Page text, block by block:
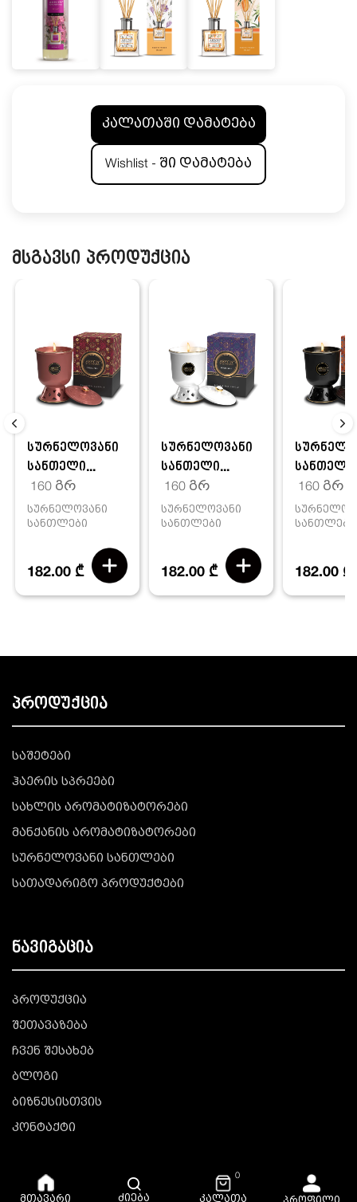
მთავარი ძიება
0
კალათა
კალათაში დამატება
Wishlist - ში დამატება
მსგავსი პროდუქცია
სურნელოვანი
სანთელი...
160 გრ
სურნელოვანი
სანთლები
182.00 ₾
სურნელოვანი
სანთელი...
160 გრ
სურნელოვანი
სანთლები
182.00 ₾
160 გრ
სანთლები
182.00 ₾
პროდუქცია
საშეტები
ჰაერის სპრეები
სახლის არომატიზატორები
მანქანის არომატიზატორები
სურნელოვანი სანთლები
სათადარიგო პროდუქტები
ნავიგაცია
პროდუქცია
შეთავაზება
ჩვენ შესახებ
ბლოგი
ბიზნესისთვის
კონტაქტი